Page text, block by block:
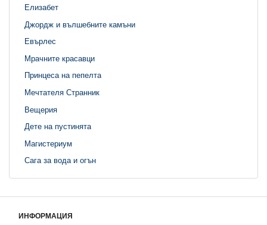
Елизабет
Джордж и вълшебните камъни
Евърлес
Мрачните красавци
Принцеса на пепелта
Мечтателя Странник
Вещерия
Дете на пустинята
Магистериум
Сага за вода и огън
ИНФОРМАЦИЯ